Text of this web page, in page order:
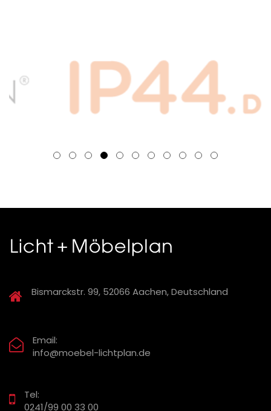
Bismarckstr. 99, 52066 Aachen, Deutschland
Email:
info@moebel-lichtplan.de
Tel:
0241/99 00 33 00